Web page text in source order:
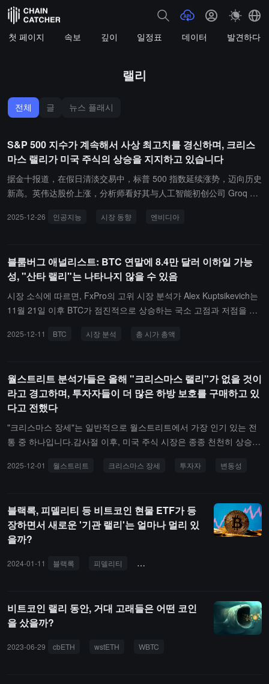
첫 페이지 속보 깊이 일정표 데이터 발견하다
랠리
전체 글 뉴스 플래시
S&P 500 지수가 계속해서 사상 최고치를 경신하며, 크리스
마스 랠리가 미국 주식의 상승을 지지하고 있습니다
据金十报道，在假日清淡交易中，标普 500 指数延续涨势，迈向历史
新高。英伟达股价上涨，分析师看好其与人工智能初创公司 Groq 达
到审视，市场仍关注"圣诞老人行情"，即年末最后几个交易日至次年
2025-12-26 인공지능 시장 동향 엔비디아
블룸버그 애널리스트: BTC 연말에 8.4만 달러 이하일 가능
성, "산타 랠리"는 나타나지 않을 수 있음
시장 소식에 따르면, FxPro의 고위 시장 분석가 Alex Kuptsikevich는
11월 21일 이후 BTC가 점진적으로 상승하는 국소 고점과 저점을 형
총 시가총액이 3.32조 달러를 넘어야 한다고 밝혔습니다. 현재 전 세
있습니다.CoinGlass 데이터에 따르면, 레버리지 효과가 BTC 가격 하
락의 주요 원인입니다. 지난 24시간 동안 3.76억 달러의 롱 포지션이
강제 청산되었으며, 이는 숏 청산량의 거의 세 배에 해당합니다. 연준
이 수요일에 다시 금리를 인하한다고 발표했지만, 향후 2년 내 금리
인하 횟수가 줄어들 것이라는 예상은 시장의 지지를 제한하고 있습니
달러 사이에서 변동할 것으로 예상하고 있으며, Bloomberg 분석가
다. 현재 시장은 BTC가 90,000-91,000 달러 지지 구간을 유지할 수
있을지 주목하고 있으며, 이를 잃으면 현재 구간 바닥을 테스트할 수
있고, 안정세를 보이면 다시 94,000 달러 저항선을 도전할 가능성이
2025-12-11 BTC 시장 분석 총 시가 총액
월스트리트 분석가들은 올해 "크리스마스 랠리"가 없을 것이
라고 경고하며, 투자자들이 더 많은 하방 보호를 구매하고 있
다고 전했다
"크리스마스 장세"는 일반적으로 월스트리트에서 가장 인기 있는 전
통 중 하나입니다.감사절 이후, 미국 주식 시장은 종종 천천히 상승하
는 달 중 하나가 되지만, 전략가들은 올해 "크리스마스 할아버지"가
'크리스마스 장세'를 맞이할지 모르겠지만, 우리는 분명히 또 다른 변
동성의 '구덩이'를 만나거나 변동성의 반등을 경험할 것"이라고 말했
습니다. 그녀는 옵션 시장의 하락 감정이 증가하고 있으며, 투자자들
리 CEO이자 최고 투자 책임자 오마르 아길라르(Omar Aguilar)도 표
일에 "우리는 많은 것들의 분산성과 차별성을 보고 있습니다. 정부의
셧다운 이후 새로운 거시 데이터가 도착하는 방식이 균형을 이루지
않고 있으며, 각 산업의 선두주자 교체의 초기 징후가 나타나고 있습
니다."라고 말했습니다. (금십)
2025-12-01 월스트리트 크리스마스 장세 투자자 변동성
블랙록, 피델리티 등 비트코인 현물 ETF가 등
장하면서 새로운 '기관 랠리'는 얼마나 멀리 있
을까?
2024-01-11 블랙록 피델리티 비트코인 현물 ETF
비트코인 랠리 동안, 거대 고래들은 어떤 코인
을 샀을까?
2023-06-29 cbETH wstETH WBTC